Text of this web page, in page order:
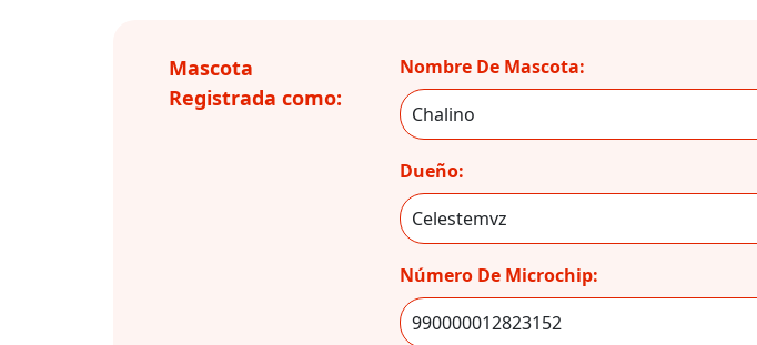
Mascota
Registrada como:
Nombre De Mascota:
Dueño:
Número De Microchip: